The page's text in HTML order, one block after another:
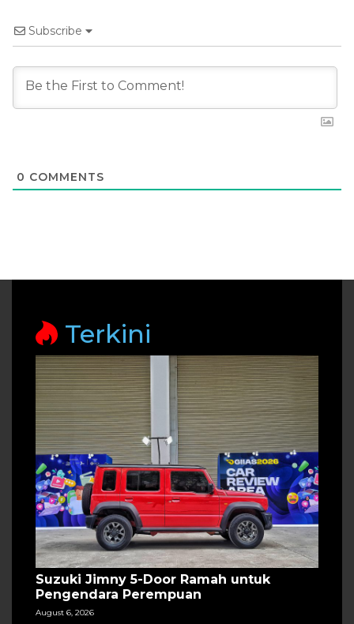
Subscribe
0 COMMENTS
Terkini
Suzuki Jimny 5-Door Ramah untuk
Pengendara Perempuan
August 6, 2026